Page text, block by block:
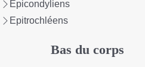
Epicondyliens
Epitrochléens
Bas du corps